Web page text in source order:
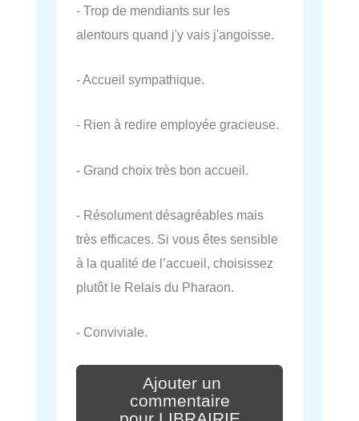
- Trop de mendiants sur les
alentours quand j'y vais j'angoisse.
- Accueil sympathique.
- Rien à redire employée gracieuse.
- Grand choix très bon accueil.
- Résolument désagréables mais
très efficaces. Si vous êtes sensible
à la qualité de l’accueil, choisissez
plutôt le Relais du Pharaon.
- Conviviale.
Ajouter un
commentaire